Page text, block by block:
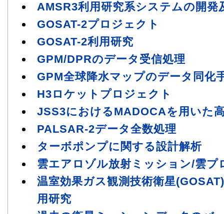
AMSR3利用研究系システムの開発
GOSAT-2プロジェクト
GOSAT-2利用研究
GPM/DPRのデータ受信処理
GPM全球降水マップのデータ同化
H3ロケットプロジェクト
JSS3におけるMADOCAを用いた
PALSAR-2データ全数処理
ターボポンプに関する設計解析
雲エアロゾル放射ミッション/雲
温室効果ガス観測技術衛星
用研究